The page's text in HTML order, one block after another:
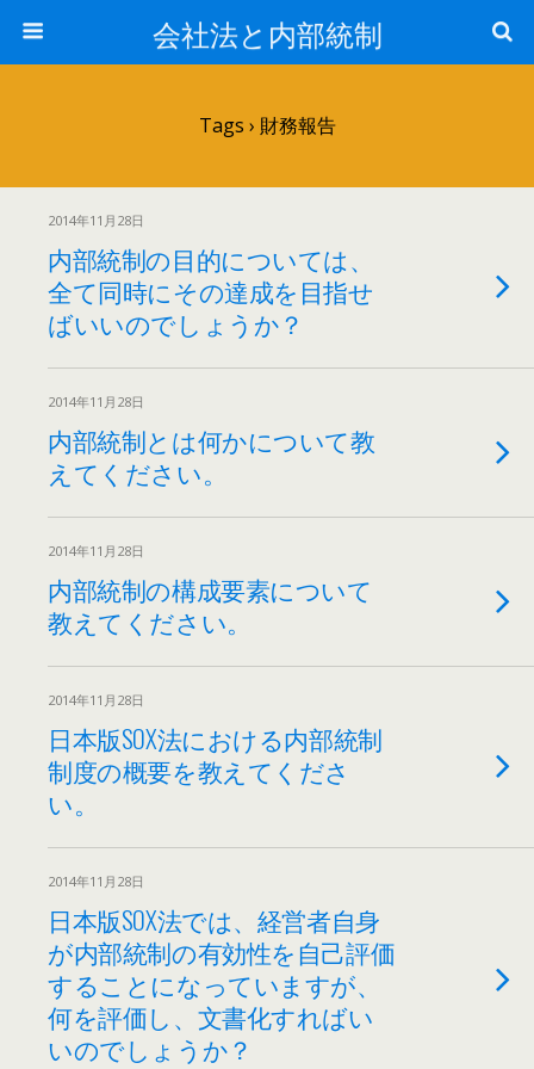
会社法と内部統制
Tags › 財務報告
2014年11月28日
内部統制の目的については、
全て同時にその達成を目指せ
ばいいのでしょうか？
2014年11月28日
内部統制とは何かについて教
えてください。
2014年11月28日
内部統制の構成要素について
教えてください。
2014年11月28日
日本版SOX法における内部統制
制度の概要を教えてくださ
い。
2014年11月28日
日本版SOX法では、経営者自身
が内部統制の有効性を自己評価
することになっていますが、
何を評価し、文書化すればい
いのでしょうか？